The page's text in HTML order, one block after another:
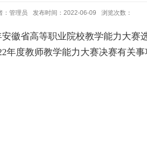
：管理员 发布时间：2022-06-09 浏览次数：
徽省高等职业院校教学能力大
度教师教学能力大赛决赛有关事